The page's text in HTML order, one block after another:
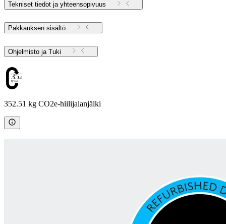
Tekniset tiedot ja yhteensopivuus
Pakkauksen sisältö
Ohjelmisto ja Tuki
352.51
352.51 kg CO2e-hiilijalanjälki